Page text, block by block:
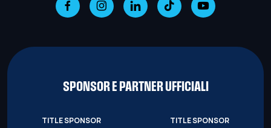
SPONSOR E PARTNER UFFICIALI
TITLE SPONSOR TITLE SPONSOR